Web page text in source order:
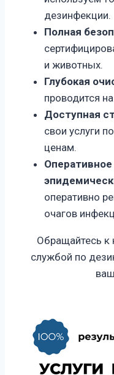
дезинфекции.
Полная
и животных.
Глубокая
проводится
Доступная
свои услуги
ценам.
оперативно
очагов
Обращайтесь к
службой по